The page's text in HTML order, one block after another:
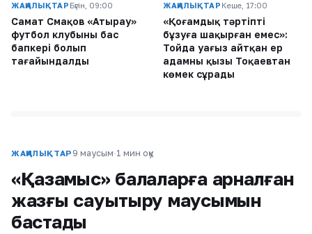
ЖАҢАЛЫҚТАР Бүгін, 09:00
Самат Смақов «Атырау»
футбол клубының бас
бапкері болып
тағайындалды
ЖАҢАЛЫҚТАР Кеше, 17:00
«Қоғамдық тәртіпті
бұзуға шақырған емес»:
Тойда уағыз айтқан ер
адамның қызы Тоқаевтан
көмек сұрады
ЖАҢАЛЫҚТАР 9 маусым·1 мин оқу
«Қазақмыс» балаларға арналған
жазғы сауықтыру маусымын
бастады